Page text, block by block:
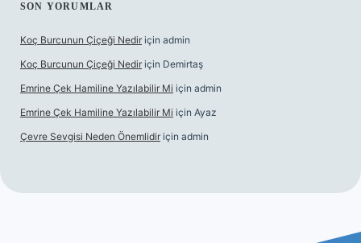
SON YORUMLAR
Koç Burcunun Çiçeği Nedir için admin
Koç Burcunun Çiçeği Nedir için Demirtaş
Emrine Çek Hamiline Yazılabilir Mi için admin
Emrine Çek Hamiline Yazılabilir Mi için Ayaz
Çevre Sevgisi Neden Önemlidir için admin